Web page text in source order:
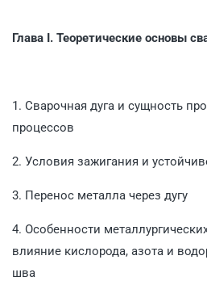
Глава I. Теоретические основы
1. Сварочная дуга и сущность
процессов
2. Условия зажигания и
3. Перенос металла через дугу
4. Особенности
влияние кислорода, азота и
шва